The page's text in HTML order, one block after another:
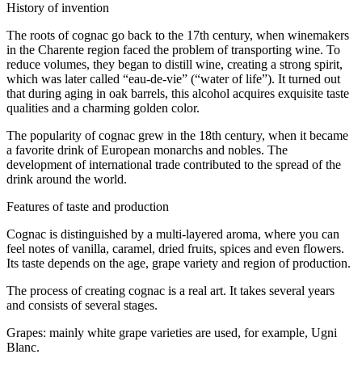
History of invention
The roots of cognac go back to the 17th century, when winemakers
in the Charente region faced the problem of transporting wine. To
reduce volumes, they began to distill wine, creating a strong spirit,
which was later called “eau-de-vie” (“water of life”). It turned out
that during aging in oak barrels, this alcohol acquires exquisite taste
qualities and a charming golden color.
The popularity of cognac grew in the 18th century, when it became
a favorite drink of European monarchs and nobles. The
development of international trade contributed to the spread of the
drink around the world.
Features of taste and production
Cognac is distinguished by a multi-layered aroma, where you can
feel notes of vanilla, caramel, dried fruits, spices and even flowers.
Its taste depends on the age, grape variety and region of production.
The process of creating cognac is a real art. It takes several years
and consists of several stages.
Grapes: mainly white grape varieties are used, for example, Ugni
Blanc.